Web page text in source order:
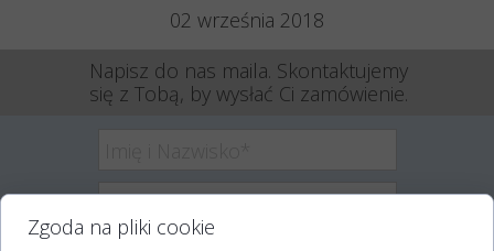
02 września 2018
Napisz do nas maila. Skontaktujemy
się z Tobą, by wysłać Ci zamówienie.
Zgoda na pliki cookie